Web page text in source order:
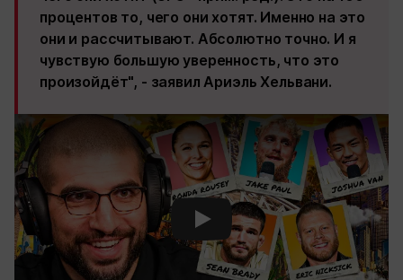
процентов то, чего они хотят. Именно на это
они и рассчитывают. Абсолютно точно. И я
чувствую большую уверенность, что это
произойдёт", - заявил Ариэль Хельвани.
Смотреть видео YouTube